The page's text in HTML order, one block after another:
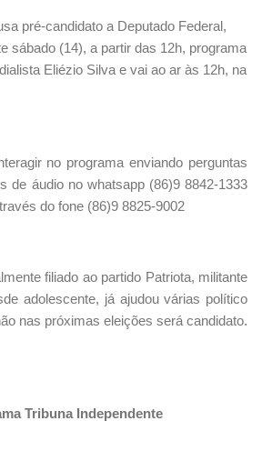
pré-candidato a Deputado Federal,
sábado (14), a partir das 12h, programa
Eliézio Silva e vai ao ar às 12h, na
no programa enviando perguntas
de áudio no whatsapp (86)9 8842-1333
do fone (86)9 8825-9002
filiado ao partido Patriota, militante
adolescente, já ajudou várias político
nas próximas eleições será candidato.
Tribuna Independente